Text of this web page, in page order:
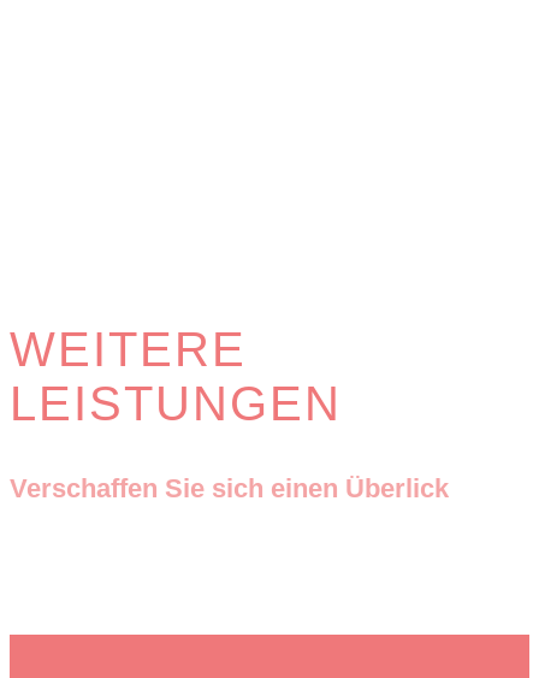
WEITERE
LEISTUNGEN
Verschaffen Sie sich einen Überlick